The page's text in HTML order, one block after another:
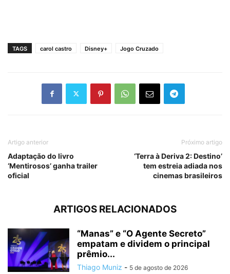
TAGS carol castro Disney+ Jogo Cruzado
Artigo anterior
Adaptação do livro
‘Mentirosos’ ganha trailer
oficial
Próximo artigo
‘Terra à Deriva 2: Destino’
tem estreia adiada nos
cinemas brasileiros
ARTIGOS RELACIONADOS
“Manas” e “O Agente Secreto”
empatam e dividem o principal
prêmio...
Thiago Muniz - 5 de agosto de 2026